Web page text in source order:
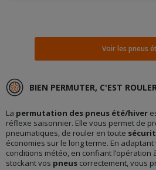
Voir les pneus
BIEN PERMUTER, C'EST
La permutation des pneus été/hiver
réflexe saisonnier. Elle vous permet de
pneumatiques, de rouler en toute
économies sur le long terme. En
conditions météo, en confiant
stockant vos pneus correctement, vous